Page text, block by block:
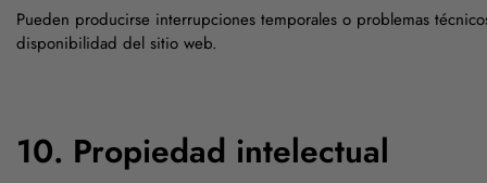
Pueden producirse interrupciones temporales o problemas
disponibilidad del sitio web.
10. Propiedad intelectual